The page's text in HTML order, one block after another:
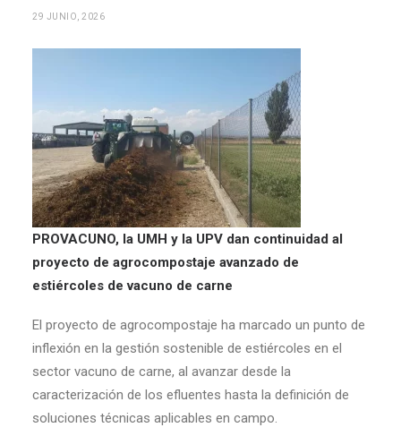
29 JUNIO, 2026
PROVACUNO, la UMH y la UPV dan continuidad al
proyecto de agrocompostaje avanzado de
estiércoles de vacuno de carne
El proyecto de agrocompostaje ha marcado un punto de
inflexión en la gestión sostenible de estiércoles en el
sector vacuno de carne, al avanzar desde la
caracterización de los efluentes hasta la definición de
soluciones técnicas aplicables en campo.